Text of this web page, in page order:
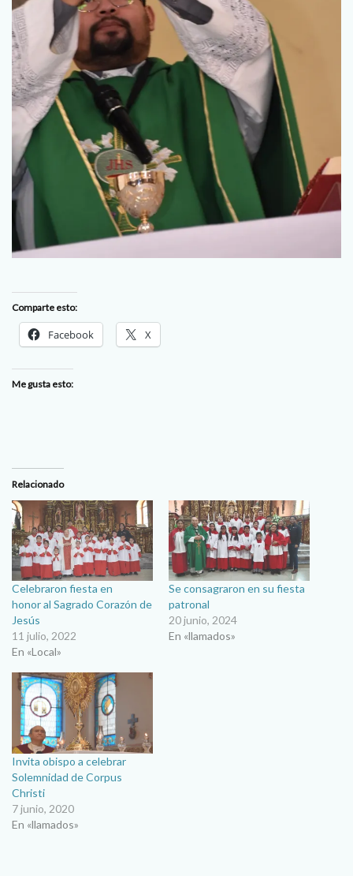
Comparte esto:
Facebook X
Me gusta esto:
Relacionado
Celebraron fiesta en
honor al Sagrado Corazón de
Jesús
11 julio, 2022
En «Local»
Se consagraron en su fiesta
patronal
20 junio, 2024
En «llamados»
Invita obispo a celebrar
Solemnidad de Corpus
Christi
7 junio, 2020
En «llamados»